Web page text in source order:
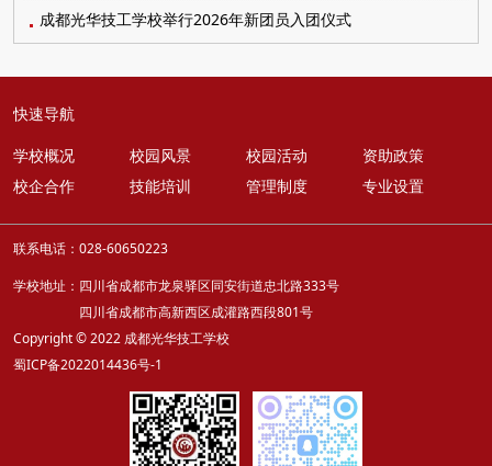
成都光华技工学校举行2026年新团员入团仪式
快速导航
学校概况
校园风景 校园活动
资助政策
校企合作
技能培训 管理制度 专业设置
联系电话：028-60650223
学校地址：四川省成都市龙泉驿区同安街道忠北路333号
四川省成都市高新西区成灌路西段801号
Copyright © 2022 成都光华技工学校
蜀ICP备2022014436号-1